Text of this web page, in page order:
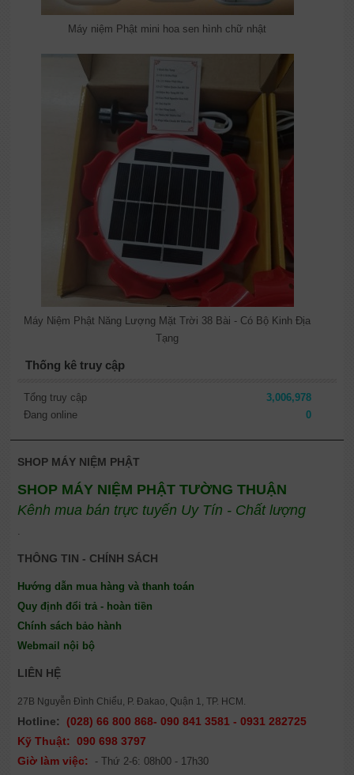
Máy niệm Phật mini hoa sen hình chữ nhật
Máy Niệm Phật Năng Lượng Mặt Trời 38 Bài - Có Bộ Kinh Địa
Tạng
Thống kê truy cập
Tổng truy cập
3,006,978
Đang online
0
SHOP MÁY NIỆM PHẬT
SHOP MÁY NIỆM PHẬT TƯỜNG THUẬN
Kênh mua bán trực tuyến Uy Tín - Chất lượng
THÔNG TIN - CHÍNH SÁCH
Hướng dẫn mua hàng và thanh toán
Quy định đổi trả - hoàn tiền
Chính sách bảo hành
Webmail nội bộ
LIÊN HỆ
27B Nguyễn Đình Chiểu, P. Đakao, Quận 1, TP. HCM.
Hotline:
(028) 66 800 868- 090 841 3581 - 0931 282725
Kỹ Thuật: 090 698 3797
Giờ làm việc:
- Thứ 2-6: 08h00 - 17h30